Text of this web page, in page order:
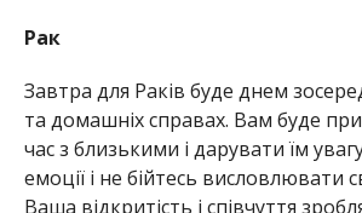
Рак
Завтра для Раків буде днем
та домашніх справах. Вам буде
час з близькими і дарувати їм
емоції і не бійтесь висловлювати
Ваша відкритість і співчуття